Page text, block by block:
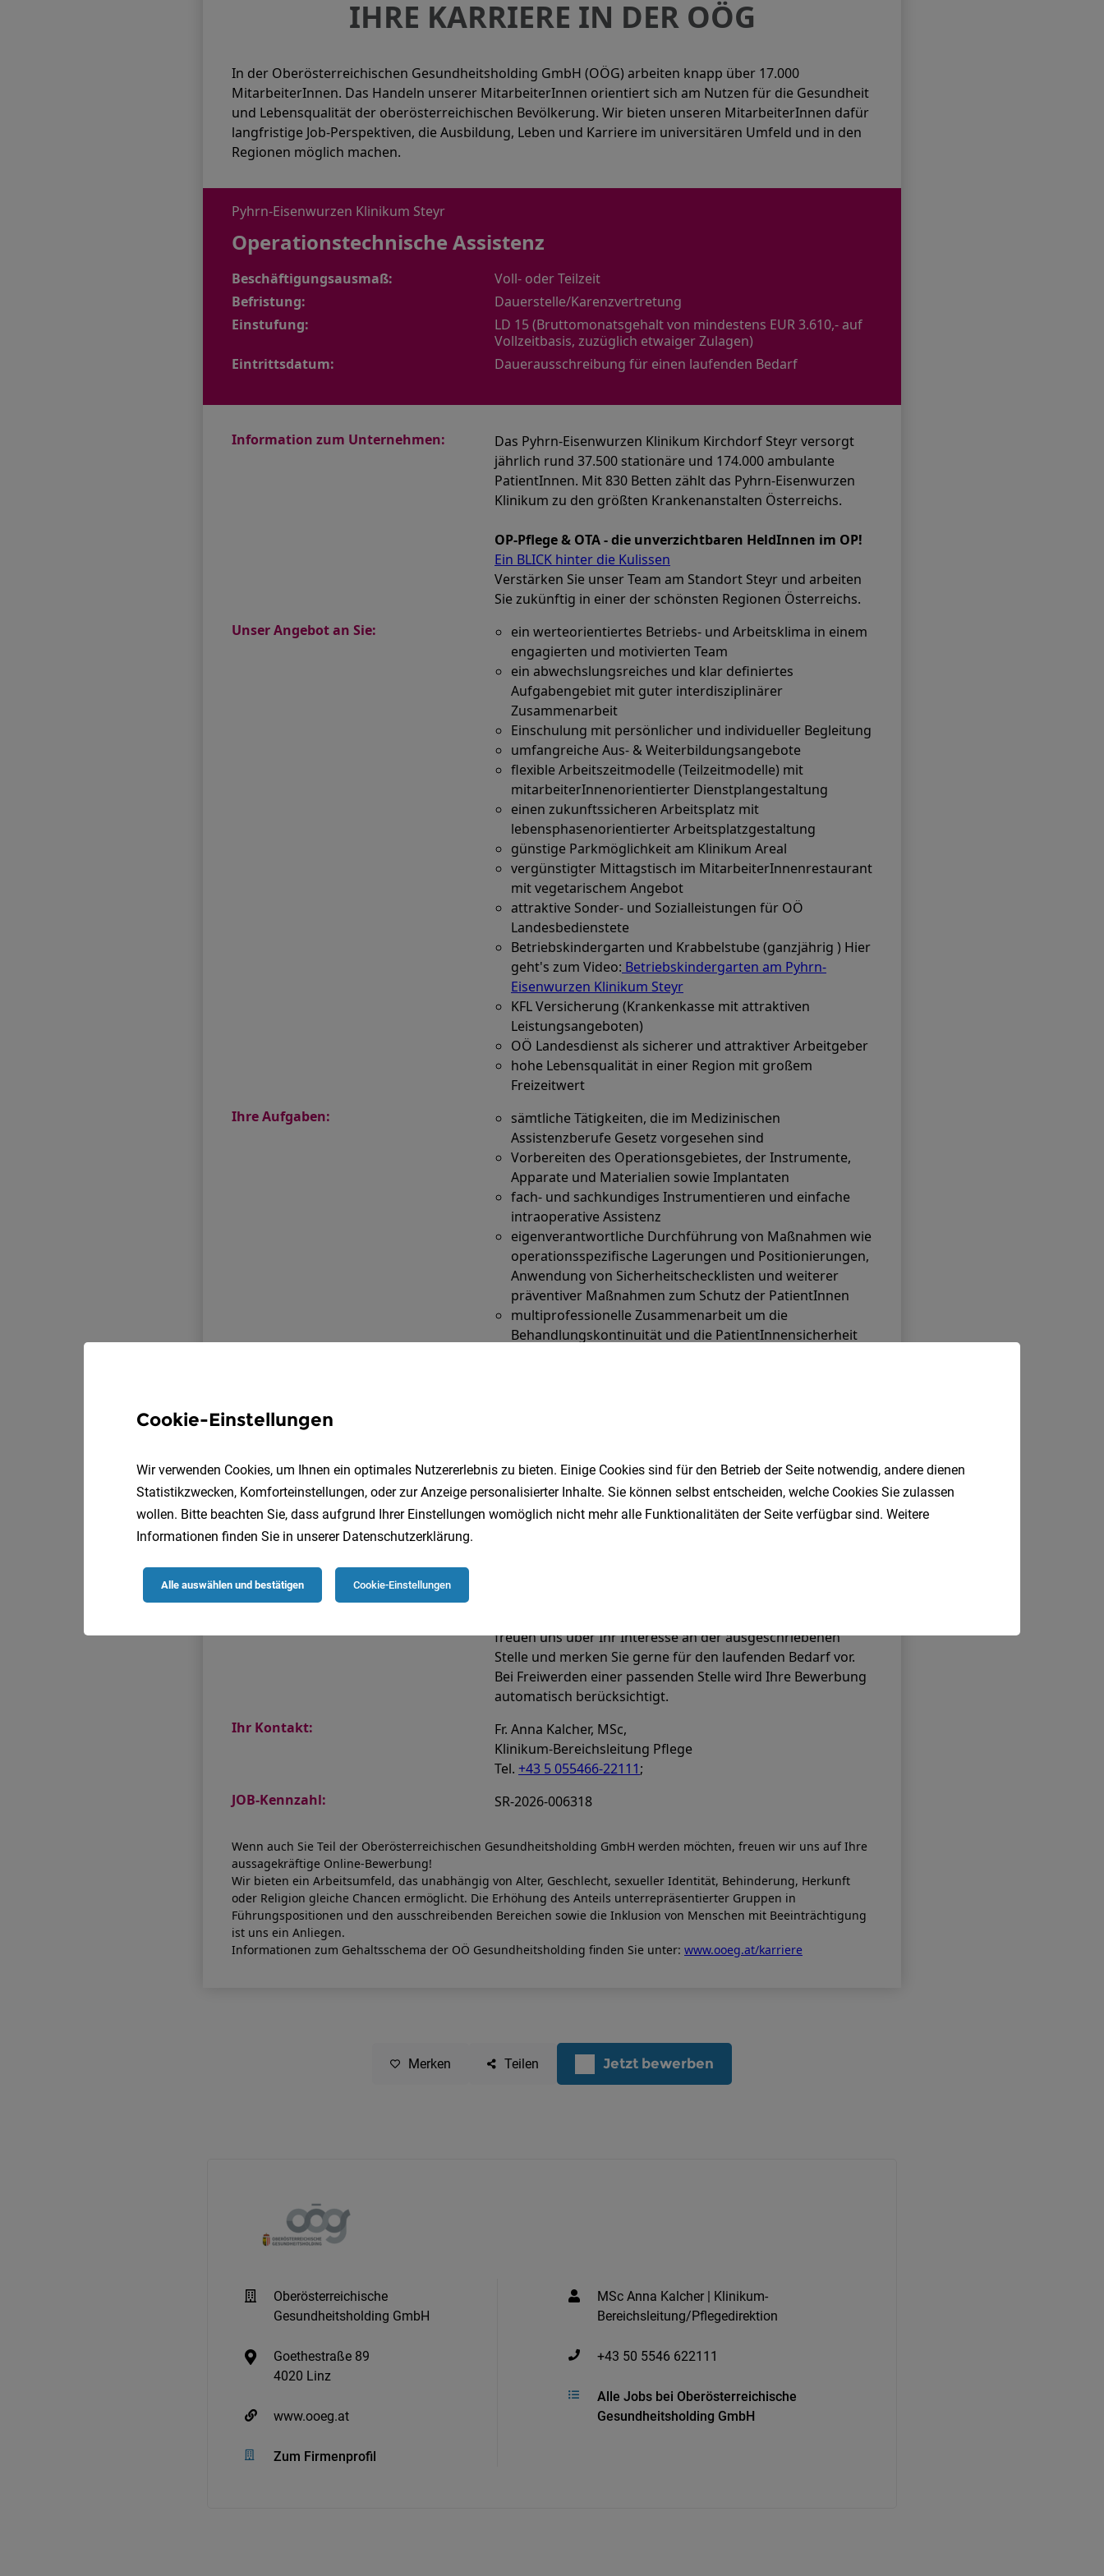
Merken Teilen Jetzt bewerben
Oberösterreichische
Gesundheitsholding GmbH
Goethestraße 89
4020 Linz
www.ooeg.at
Zum Firmenprofil
MSc Anna Kalcher | Klinikum-
Bereichsleitung/Pflegedirektion
+43 50 5546 622111
Alle Jobs bei Oberösterreichische
Gesundheitsholding GmbH
Cookie-Einstellungen
Wir verwenden Cookies, um Ihnen ein optimales Nutzererlebnis zu bieten. Einige Cookies sind für den Betrieb der Seite notwendig, andere dienen
Statistikzwecken, Komforteinstellungen, oder zur Anzeige personalisierter Inhalte. Sie können selbst entscheiden, welche Cookies Sie zulassen
wollen. Bitte beachten Sie, dass aufgrund Ihrer Einstellungen womöglich nicht mehr alle Funktionalitäten der Seite verfügbar sind. Weitere
Informationen finden Sie in unserer Datenschutzerklärung.
Alle auswählen und bestätigen Cookie-Einstellungen